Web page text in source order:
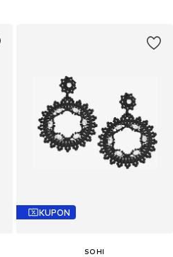
KUPON
SOHI